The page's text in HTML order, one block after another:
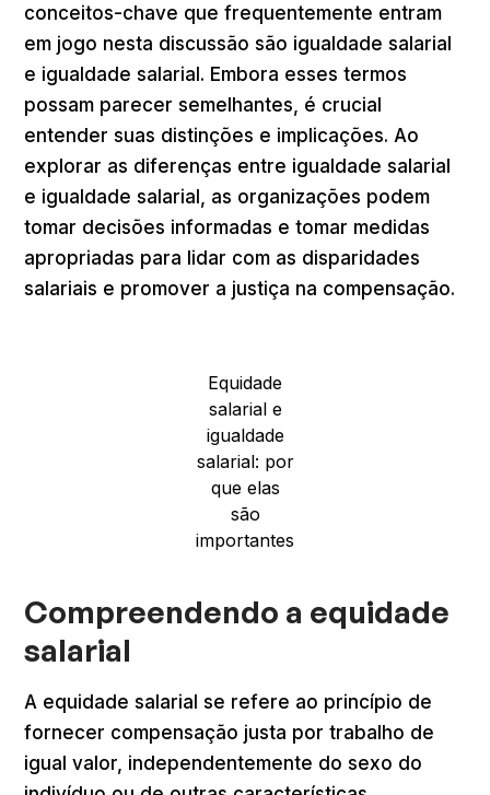
conceitos-chave que frequentemente entram
em jogo nesta discussão são igualdade salarial
e igualdade salarial. Embora esses termos
possam parecer semelhantes, é crucial
entender suas distinções e implicações. Ao
explorar as diferenças entre igualdade salarial
e igualdade salarial, as organizações podem
tomar decisões informadas e tomar medidas
apropriadas para lidar com as disparidades
salariais e promover a justiça na compensação.
Equidade
salarial e
igualdade
salarial: por
que elas
são
importantes
Compreendendo a equidade
salarial
A equidade salarial se refere ao princípio de
fornecer compensação justa por trabalho de
igual valor, independentemente do sexo do